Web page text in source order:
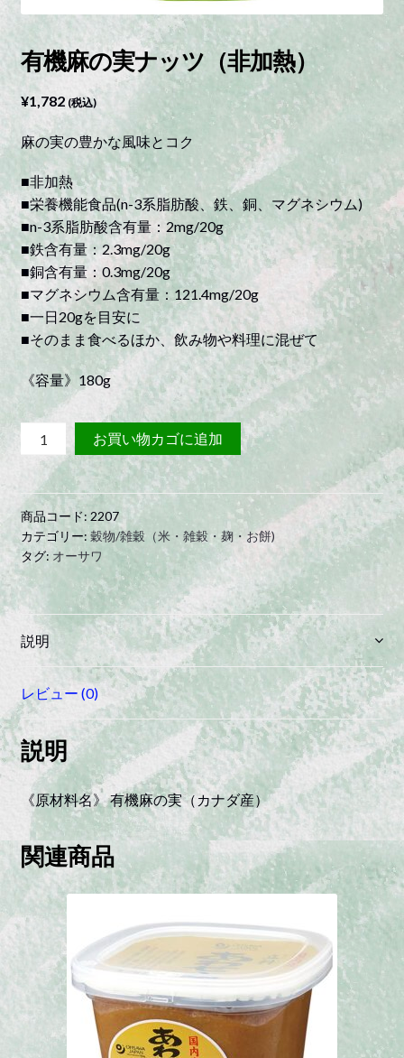
有機麻の実ナッツ（非加熱）
¥1,782 (税込)
麻の実の豊かな風味とコク
■非加熱
■栄養機能食品(n-3系脂肪酸、鉄、銅、マグネシウム)
■n-3系脂肪酸含有量：2mg/20g
■鉄含有量：2.3mg/20g
■銅含有量：0.3mg/20g
■マグネシウム含有量：121.4mg/20g
■一日20gを目安に
■そのまま食べるほか、飲み物や料理に混ぜて
《容量》180g
有
機
の
実
ナ
ッ
ツ
（非
加
quantity
お買い物カゴに追加
商品コード: 2207
カテゴリー:穀物/雑穀（米・雑穀・麹・お餅)
タグ: オーサワ
説明
レビュー (0)
説明
《原材料名》 有機麻の実（カナダ産）
関連商品